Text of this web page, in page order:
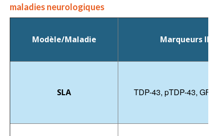
maladies neurologiques
Modèle/Maladie Marqueurs
SLA TDP-43, pTDP-43,